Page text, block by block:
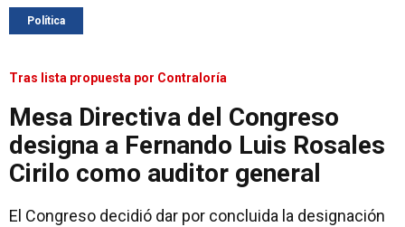
Política
Tras lista propuesta por Contraloría
Mesa Directiva del Congreso
designa a Fernando Luis Rosales
Cirilo como auditor general
El Congreso decidió dar por concluida la designación